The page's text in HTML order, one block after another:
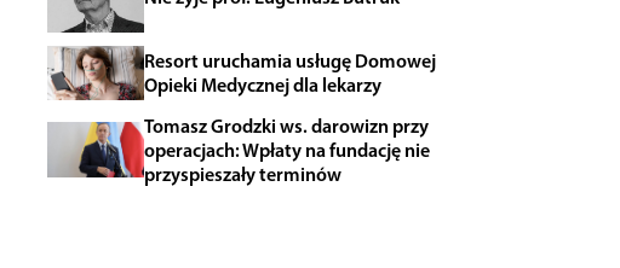
Resort uruchamia usługę Domowej
Opieki Medycznej dla lekarzy
Tomasz Grodzki ws. darowizn przy
operacjach: Wpłaty na fundację nie
przyspieszały terminów